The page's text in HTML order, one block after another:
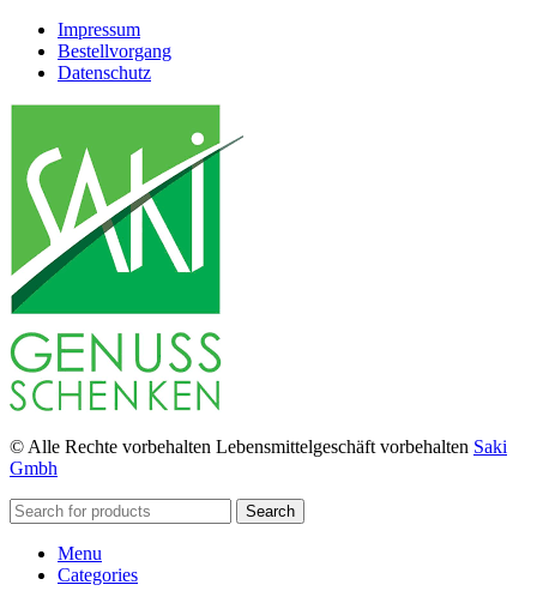
Impressum
Bestellvorgang
Datenschutz
© Alle Rechte vorbehalten Lebensmittelgeschäft vorbehalten Saki
Gmbh
Search
Menu
Categories